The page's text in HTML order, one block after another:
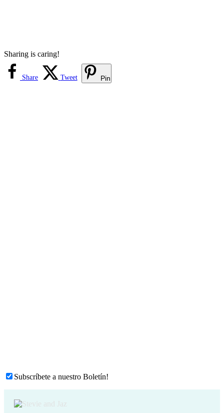
Sharing is caring!
Share Tweet Pin
Subscríbete a nuestro Boletín!